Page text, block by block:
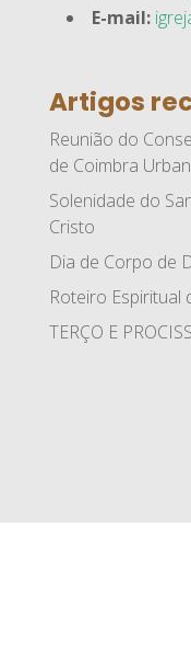
E-mail:
Artigos
Reunião do
de Coimbra
Solenidade do
Cristo
Dia de Corpo de
Roteiro Espiritual
TERÇO E